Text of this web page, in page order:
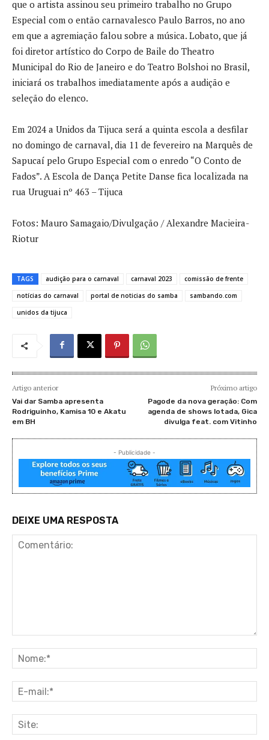
que o artista assinou seu primeiro trabalho no Grupo
Especial com o então carnavalesco Paulo Barros, no ano
em que a agremiação falou sobre a música. Lobato, que já
foi diretor artístico do Corpo de Baile do Theatro
Municipal do Rio de Janeiro e do Teatro Bolshoi no Brasil,
iniciará os trabalhos imediatamente após a audição e
seleção do elenco.
Em 2024 a Unidos da Tijuca será a quinta escola a desfilar
no domingo de carnaval, dia 11 de fevereiro na Marquês de
Sapucaí pelo Grupo Especial com o enredo “O Conto de
Fados”. A Escola de Dança Petite Danse fica localizada na
rua Uruguai nº 463 – Tijuca
Fotos: Mauro Samagaio/Divulgação / Alexandre Macieira-
Riotur
TAGS audição para o carnaval carnaval 2023
comissão de frente
notícias do carnaval
portal de noticias do samba
sambando.com
unidos da tijuca
Artigo anterior
Vai dar Samba apresenta
Rodriguinho, Kamisa 10 e Akatu
em BH
Próximo artigo
Pagode da nova geração: Com
agenda de shows lotada, Gica
divulga feat. com Vitinho
- Publicidade -
DEIXE UMA RESPOSTA